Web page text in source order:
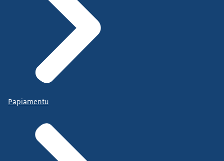
Papiamentu